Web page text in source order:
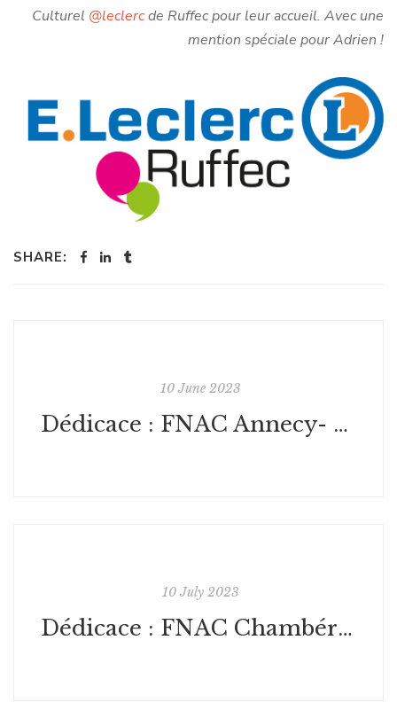
Culturel @leclercde Ruffec pour leur accueil. Avec une
mention spéciale pour Adrien !
SHARE:
10 June 2023
Dédicace : FNAC Annecy- France
10 July 2023
Dédicace : FNAC Chambéry- France